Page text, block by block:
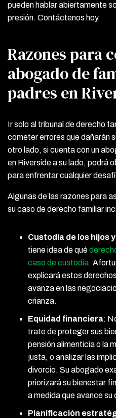
pueden hablar abiertamente
presión. Contáctenos hoy.
Razones para
abogado de
padres en
Ir solo al tribunal de derecho
cometer errores que dañarán
otro lado, si cuenta con un
en Riverside a su lado, podrá
para enfrentar cualquier
Algunas de las razones para
su caso de derecho familiar
Custodia de los hijos
tiene idea de qué
caso de custodia.
explicará estos
avanza en las
crianza.
Equidad financiera:
trate de proteger sus
pensión alimenticia o la
justa, o analizar las
divorcio. Su abogado
priorizará su bienestar
a medida que avance su
Planificación